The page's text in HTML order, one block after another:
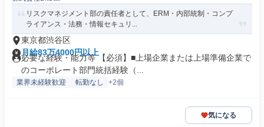
リスクマネジメント部の責任者として、ERM・内部統制・コンプ
ライアンス・法務・情報セキュリ...
東京都渋谷区
月給83万4000円以上
必要な経験・能力等 【必須】■上場企業または上場準備企業で
のコーポレート部門統括経験（...
業界未経験歓迎 転勤なし +2個
気になる